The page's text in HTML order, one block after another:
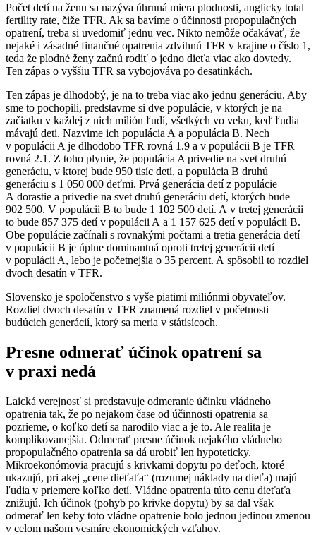
Počet detí na ženu sa nazýva úhrnná miera plodnosti, anglicky total
fertility rate, čiže TFR. Ak sa bavíme o účinnosti propopulačných
opatrení, treba si uvedomiť jednu vec. Nikto nemôže očakávať, že
nejaké i zásadné finančné opatrenia zdvihnú TFR v krajine o číslo 1,
teda že plodné ženy začnú rodiť o jedno dieťa viac ako dovtedy.
Ten zápas o vyššiu TFR sa vybojováva po desatinkách.
Ten zápas je dlhodobý, je na to treba viac ako jednu generáciu. Aby
sme to pochopili, predstavme si dve populácie, v ktorých je na
začiatku v každej z nich milión ľudí, všetkých vo veku, keď ľudia
mávajú deti. Nazvime ich populácia A a populácia B. Nech
v populácii A je dlhodobo TFR rovná 1.9 a v populácii B je TFR
rovná 2.1. Z toho plynie, že populácia A privedie na svet druhú
generáciu, v ktorej bude 950 tisíc detí, a populácia B druhú
generáciu s 1 050 000 deťmi. Prvá generácia detí z populácie
A dorastie a privedie na svet druhú generáciu detí, ktorých bude
902 500. V populácii B to bude 1 102 500 detí. A v tretej generácii
to bude 857 375 detí v populácii A a 1 157 625 detí v populácii B.
Obe populácie začínali s rovnakými počtami a tretia generácia detí
v populácii B je úplne dominantná oproti tretej generácii detí
v populácii A, lebo je početnejšia o 35 percent. A spôsobil to rozdiel
dvoch desatín v TFR.
Slovensko je spoločenstvo s vyše piatimi miliónmi obyvateľov.
Rozdiel dvoch desatín v TFR znamená rozdiel v početnosti
budúcich generácií, ktorý sa meria v státisícoch.
Presne odmerať účinok opatrení sa
v praxi nedá
Laická verejnosť si predstavuje odmeranie účinku vládneho
opatrenia tak, že po nejakom čase od účinnosti opatrenia sa
pozrieme, o koľko detí sa narodilo viac a je to. Ale realita je
komplikovanejšia. Odmerať presne účinok nejakého vládneho
propopulačného opatrenia sa dá urobiť len hypoteticky.
Mikroekonómovia pracujú s krivkami dopytu po deťoch, ktoré
ukazujú, pri akej „cene dieťaťa“ (rozumej náklady na dieťa) majú
ľudia v priemere koľko detí. Vládne opatrenia túto cenu dieťaťa
znižujú. Ich účinok (pohyb po krivke dopytu) by sa dal však
odmerať len keby toto vládne opatrenie bolo jednou jedinou zmenou
v celom našom vesmíre ekonomických vzťahov.